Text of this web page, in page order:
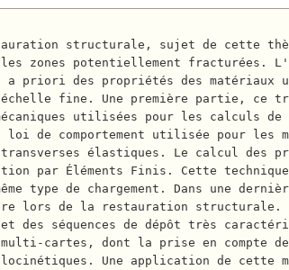
zones potentiellement fracturées.
a priori des propriétés des matériaux
fine. Une première partie, ce
utilisées pour les calculs de
loi de comportement utilisée pour les
élastiques. Le calcul des
par Éléments Finis. Cette
type de chargement. Dans une
lors de la restauration structurale.
des séquences de dépôt très
multi-cartes, dont la prise en compte
Une application de cette